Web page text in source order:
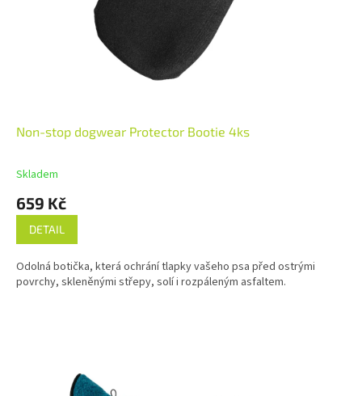
Non-stop dogwear Protector Bootie 4ks
Skladem
659 Kč
DETAIL
Odolná botička, která ochrání tlapky vašeho psa před ostrými
povrchy, skleněnými střepy, solí i rozpáleným asfaltem.